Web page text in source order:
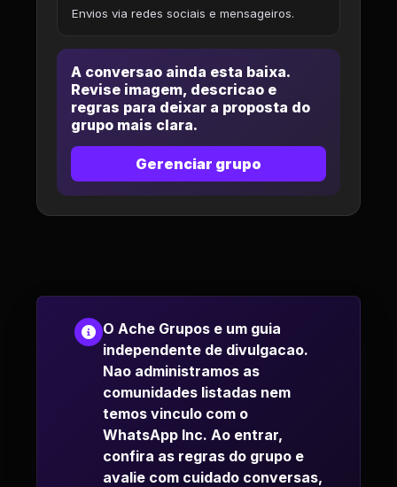
Envios via redes sociais e mensageiros.
A conversao ainda esta baixa.
Revise imagem, descricao e
regras para deixar a proposta do
grupo mais clara.
Gerenciar grupo
O Ache Grupos e um guia
independente de divulgacao.
Nao administramos as
comunidades listadas nem
temos vinculo com o
WhatsApp Inc. Ao entrar,
confira as regras do grupo e
avalie com cuidado conversas,